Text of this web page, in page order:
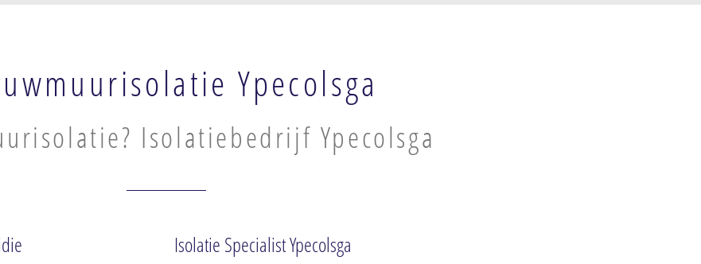
Ypecolsga
Isolatiebedrijf Ypecolsga
Isolatie Specialist Ypecolsga